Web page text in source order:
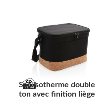
Sac isotherme double
ton avec finition liège